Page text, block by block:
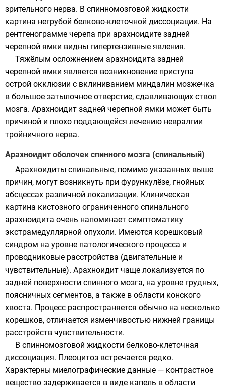
зрительного нерва. В спинномозговой жидкости
картина негрубой белково-клеточной диссоциации. На
рентгенограмме черепа при арахноидите задней
черепной ямки видны гипертензивные явления.
Тяжёлым осложнением арахноидита задней
черепной ямки является возникновение приступа
острой окклюзии с вклиниванием миндалин мозжечка
в большое затылочное отверстие, сдавливающих ствол
мозга. Арахноидит задней черепной ямки может быть
причиной и плохо поддающейся лечению невралгии
тройничного нерва.
Арахноидит оболочек спинного мозга (спинальный)
Арахноидиты спинальные, помимо указанных выше
причин, могут возникнуть при фурункулёзе, гнойных
абсцессах различной локализации. Клиническая
картина кистозного ограниченного спинального
арахноидита очень напоминает симптоматику
экстрамедуллярной опухоли. Имеются корешковый
синдром на уровне патологического процесса и
проводниковые расстройства (двигательные и
чувствительные). Арахноидит чаще локализуется по
задней поверхности спинного мозга, на уровне грудных,
поясничных сегментов, а также в области конского
хвоста. Процесс распространяется обычно на несколько
корешков, отличается изменчивостью нижней границы
расстройств чувствительности.
В спинномозговой жидкости белково-клеточная
диссоциация. Плеоцитоз встречается редко.
Характерны миелографические данные — контрастное
вещество задерживается в виде капель в области